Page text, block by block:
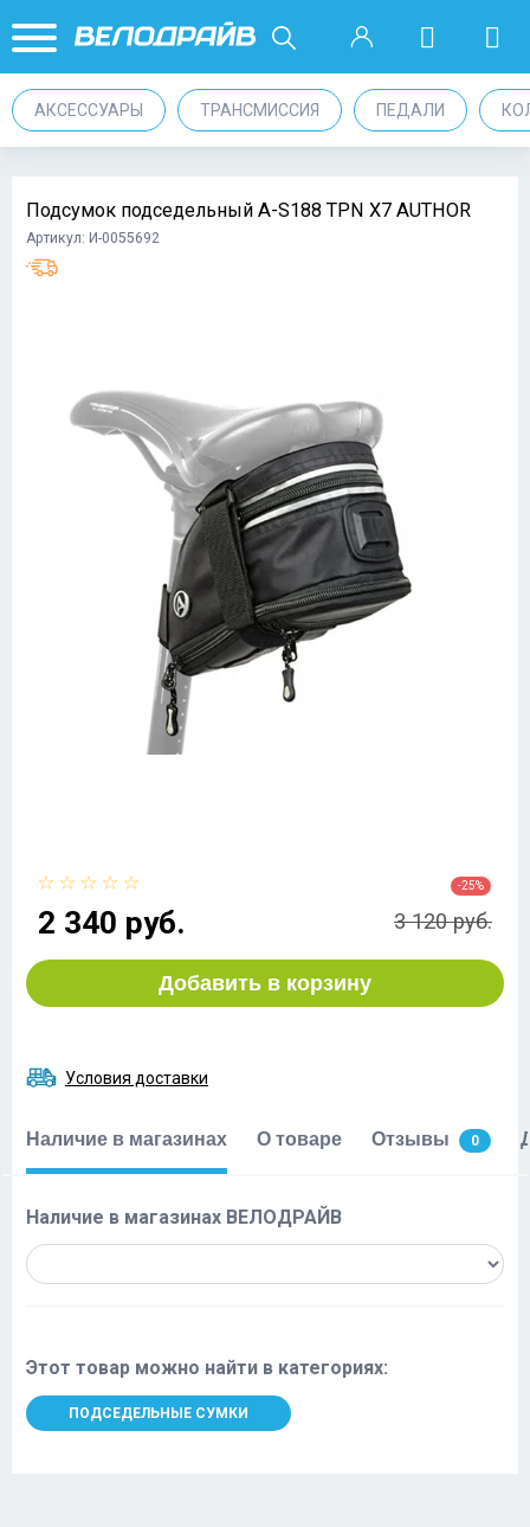
АКСЕССУАРЫ ТРАНСМИССИЯ ПЕДАЛИ
Подсумок подседельный A-S188 TPN X7 AUTHOR
Артикул: И-0055692
2 340 руб.
-25%
3 120 руб.
Добавить в корзину
Условия доставки
Наличие в магазинах О товаре Отзывы 0
Наличие в магазинах ВЕЛОДРАЙВ
Этот товар можно найти в категориях:
ПОДСЕДЕЛЬНЫЕ СУМКИ